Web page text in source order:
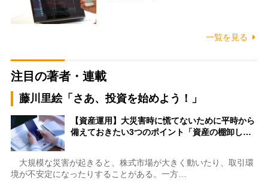
一覧を見る
注目の著者・連載
藤川里絵「さあ、投資を始めよう！」
【資産運用】大災害時に慌てないために平時から
備えておきたい3つのポイント「資産の棚卸し…
大規模な災害が起きると、株式市場が大きく動いたり、取引環
境が不安定になったりすることがある。一方…